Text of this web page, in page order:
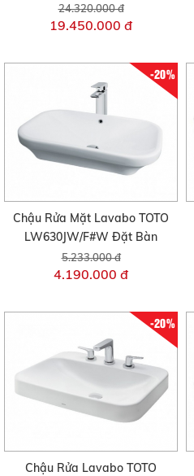
24.320.000 đ
19.450.000 đ
-20%
Chậu Rửa Mặt Lavabo TOTO
LW630JW/F#W Đặt Bàn
5.233.000 đ
4.190.000 đ
-20%
Chậu Rửa Lavabo TOTO